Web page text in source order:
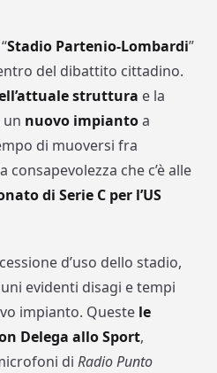
Stadio Partenio-Lombardi”
del dibattito cittadino.
struttura e la
nuovo impiantoa
di muoversi fra
che c’è alle
di Serie C per l’US
d’uso dello stadio,
evidenti disagi e tempi
impianto. Queste le
Delega allo Sport,
di Radio Punto